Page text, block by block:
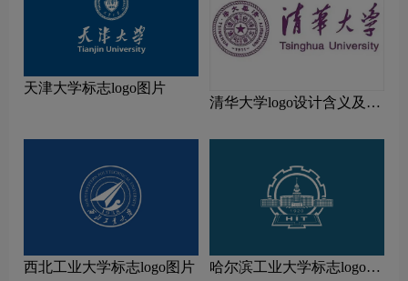
天津大学标志logo图片
清华大学logo设计含义及设
西北工业大学标志logo图片
哈尔滨工业大学标志logo图